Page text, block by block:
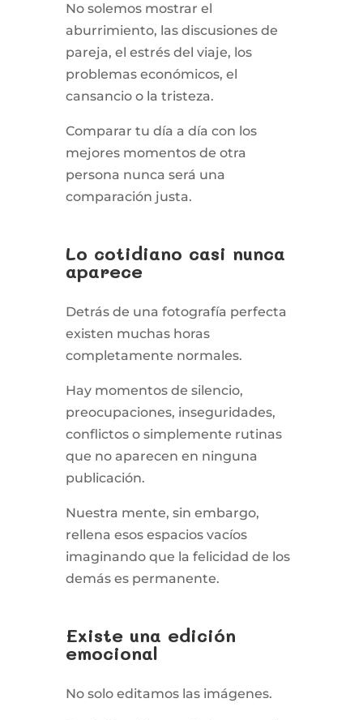
No solemos mostrar el
aburrimiento, las discusiones de
pareja, el estrés del viaje, los
problemas económicos, el
cansancio o la tristeza.
Comparar tu día a día con los
mejores momentos de otra
persona nunca será una
comparación justa.
Lo cotidiano casi nunca
aparece
Detrás de una fotografía perfecta
existen muchas horas
completamente normales.
Hay momentos de silencio,
preocupaciones, inseguridades,
conflictos o simplemente rutinas
que no aparecen en ninguna
publicación.
Nuestra mente, sin embargo,
rellena esos espacios vacíos
imaginando que la felicidad de los
demás es permanente.
Existe una edición
emocional
No solo editamos las imágenes.